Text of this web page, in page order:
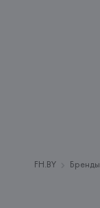
FH.BY Бренды